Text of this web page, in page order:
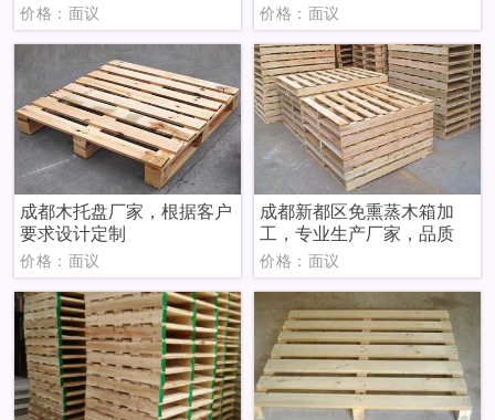
价格：面议 价格：面议
成都木托盘厂家，根据客户
要求设计定制
价格：面议
成都新都区免熏蒸木箱加
工，专业生产厂家，品质
价格：面议